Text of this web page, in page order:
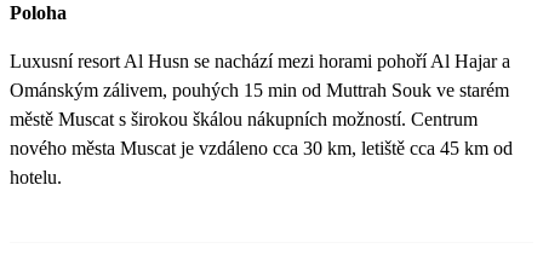
Poloha
Luxusní resort Al Husn se nachází mezi horami pohoří Al Hajar a
Ománským zálivem, pouhých 15 min od Muttrah Souk ve starém
městě Muscat s širokou škálou nákupních možností. Centrum
nového města Muscat je vzdáleno cca 30 km, letiště cca 45 km od
hotelu.